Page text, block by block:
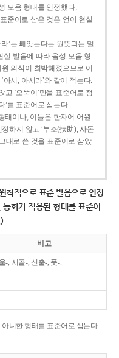
모음 형태를 인정했다.
준어로 삼은 것은 언어 현실
’는 빼앗는다는 원뜻과는 멀
발음에 따라 음성 모음 형
의식이 희박해졌으므로 어
아서, 아서라’와 같이 적는다.
‘오뚝이’만을 표준어로 정
’를 표준어로 삼는다.
태이나, 이들은 한자어 어원
하지 않고 ‘부조(扶助), 사돈
대로 쓴 것을 표준어로 삼았
칙적으로 표준 발음으로 인정
화가 적용된 형태를 표준어
비고
-, 시골-, 신출-, 풋-.
아니한 형태를 표준어로 삼는다.